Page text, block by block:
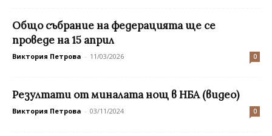
Общо събрание на федерацията ще се
проведе на 15 април
Виктория Петрова - 11/03/2026 0
Резултати от миналата нощ в НБА (видео)
Виктория Петрова - 03/11/2024 0